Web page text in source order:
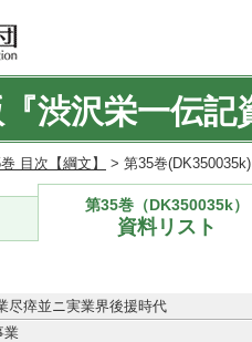
渋沢栄一伝記
目次【綱文】 > 第35巻
第35巻（DK350035k）
資料リスト
瘁並ニ実業界後援時代